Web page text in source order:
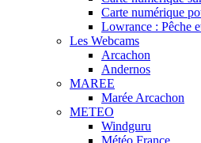
Carte numérique
Lowrance : Pêche
Les Webcams
Arcachon
Andernos
MAREE
Marée Arcachon
METEO
Windguru
Météo France